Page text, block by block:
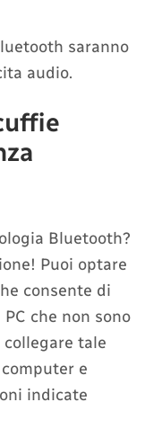
saranno
audio.
Bluetooth?
Puoi optare
consente di
che non sono
tale
e
indicate